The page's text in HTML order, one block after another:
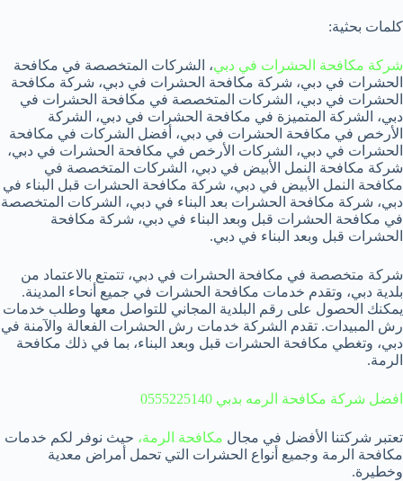
كلمات بحثية:
شركة مكافحة الحشرات في دبي، الشركات المتخصصة في مكافحة
الحشرات في دبي، شركة مكافحة الحشرات في دبي، شركة مكافحة
الحشرات في دبي، الشركات المتخصصة في مكافحة الحشرات في
دبي، الشركة المتميزة في مكافحة الحشرات في دبي، الشركة
الأرخص في مكافحة الحشرات في دبي، أفضل الشركات في مكافحة
الحشرات في دبي، الشركات الأرخص في مكافحة الحشرات في دبي،
شركة مكافحة النمل الأبيض في دبي، الشركات المتخصصة في
مكافحة النمل الأبيض في دبي، شركة مكافحة الحشرات قبل البناء في
دبي، شركة مكافحة الحشرات بعد البناء في دبي، الشركات المتخصصة
في مكافحة الحشرات قبل وبعد البناء في دبي، شركة مكافحة
الحشرات قبل وبعد البناء في دبي.
شركة متخصصة في مكافحة الحشرات في دبي، تتمتع بالاعتماد من
بلدية دبي، وتقدم خدمات مكافحة الحشرات في جميع أنحاء المدينة.
يمكنك الحصول على رقم البلدية المجاني للتواصل معها وطلب خدمات
رش المبيدات. تقدم الشركة خدمات رش الحشرات الفعالة والآمنة في
دبي، وتغطي مكافحة الحشرات قبل وبعد البناء، بما في ذلك مكافحة
الرمة.
افضل شركة مكافحة الرمه بدبي 0555225140
تعتبر شركتنا الأفضل في مجال مكافحة الرمة، حيث نوفر لكم خدمات
مكافحة الرمة وجميع أنواع الحشرات التي تحمل أمراض معدية
وخطيرة.